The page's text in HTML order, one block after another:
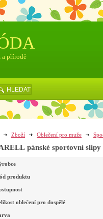
Zboží Oblečení pro muže
pánské sportovní
produktu
oblečení pro dospělé
a přírodě
HLEDAT